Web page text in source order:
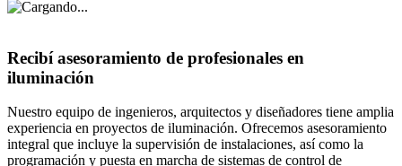
Recibí asesoramiento de profesionales en
iluminación
Nuestro equipo de ingenieros, arquitectos y diseñadores tiene amplia
experiencia en proyectos de iluminación. Ofrecemos asesoramiento
integral que incluye la supervisión de instalaciones, así como la
programación y puesta en marcha de sistemas de control de